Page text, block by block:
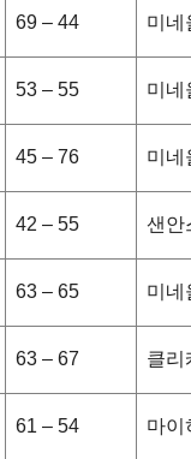
69 – 44 미네
53 – 55 미네
45 – 76 미네
42 – 55 샌안
63 – 65 미네
63 – 67 클리
61 – 54 마이